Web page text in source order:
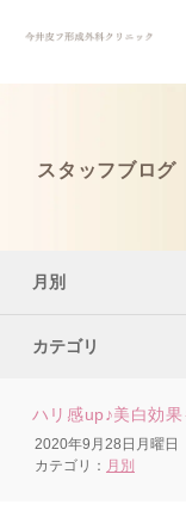
スタッフブログ
月別
カテゴリ
ハリ感up♪美白効
2020年9月28日月曜日
カテゴリ： 月別